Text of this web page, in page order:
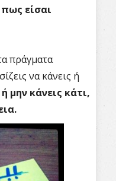
είσαι
πράγματα
να κάνεις ή
μην κάνεις κάτι,